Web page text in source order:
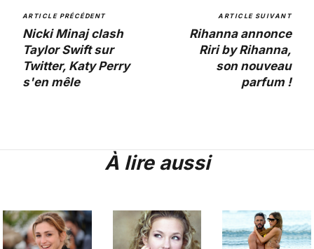
ARTICLE PRÉCÉDENT
Nicki Minaj clash
Taylor Swift sur
Twitter, Katy Perry
s'en mêle
ARTICLE SUIVANT
Rihanna annonce
Riri by Rihanna,
son nouveau
parfum !
À lire aussi